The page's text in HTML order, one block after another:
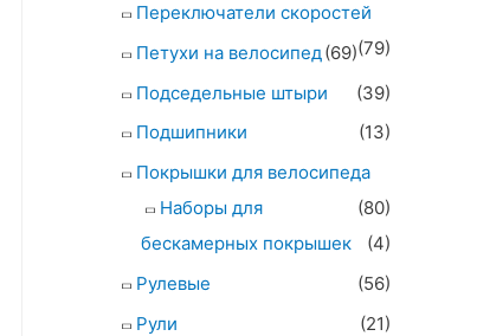
Переключатели скоростей
(79)
Петухи на велосипед(69)
Подседельные штыри
(39)
Подшипники
(13)
Покрышки для велосипеда
(80)
Наборы для
бескамерных покрышек
(4)
Рулевые
(56)
Рули
(21)